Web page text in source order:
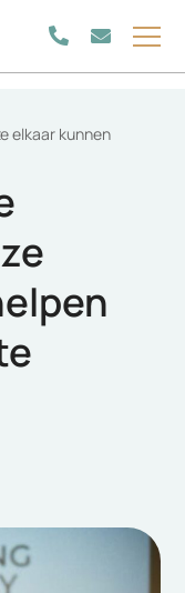
elkaar kunnen